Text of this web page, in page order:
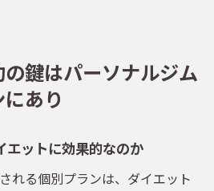
鍵はパーソナルジム
あり
エットに効果的なのか
れる個別プランは、ダイエット